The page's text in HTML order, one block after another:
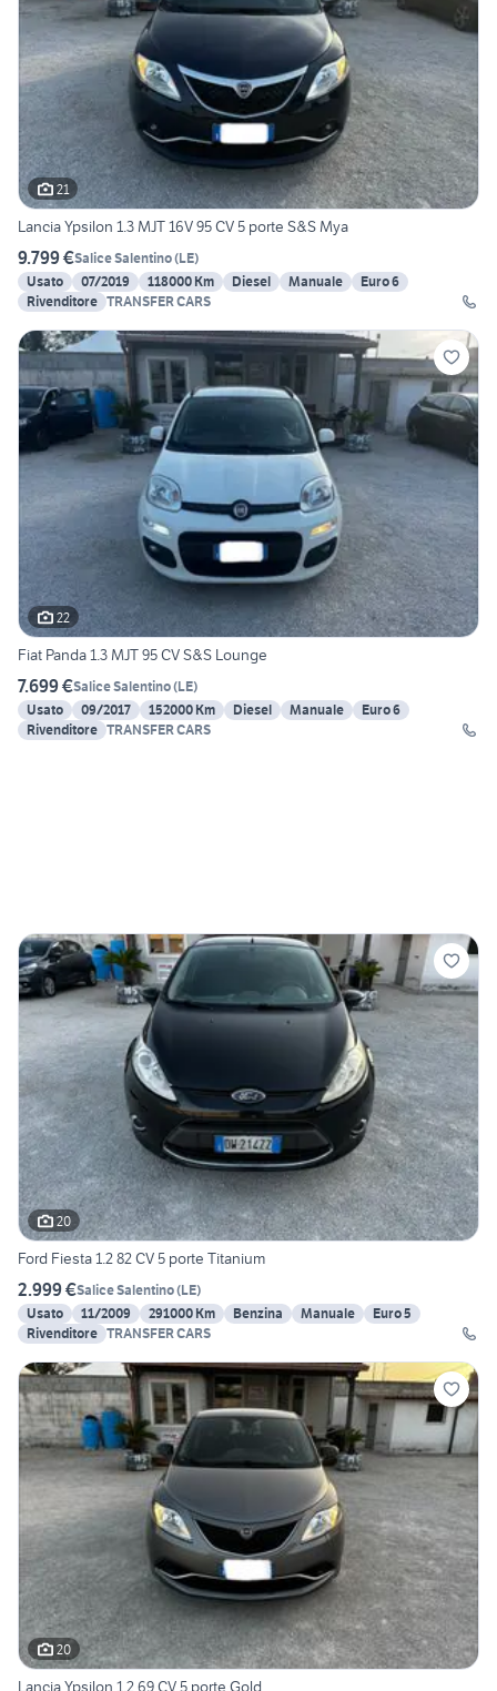
21
Lancia Ypsilon 1.3 MJT 16V 95 CV 5 porte S&S Mya
9.799 €Salice Salentino(LE)
Usato
07/2019 118000 Km Diesel Manuale
Euro 6
Rivenditore TRANSFER CARS
22
Fiat Panda 1.3 MJT 95 CV S&S Lounge
7.699 €Salice Salentino(LE)
Usato
09/2017 152000 Km Diesel Manuale
Euro 6
Rivenditore TRANSFER CARS
20
Ford Fiesta 1.2 82 CV 5 porte Titanium
2.999 €Salice Salentino(LE)
Usato
11/2009 291000 Km Benzina Manuale
Euro 5
Rivenditore TRANSFER CARS
20
Lancia Ypsilon 1.2 69 CV 5 porte Gold